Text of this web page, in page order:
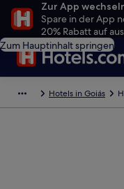
Zur App
Spare in der App
20% Rabatt auf
Zum Hauptinhalt springen
Hotels in Goiás